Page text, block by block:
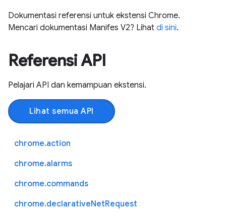
Dokumentasi referensi untuk ekstensi Chrome.
Mencari dokumentasi Manifes V2? Lihat di sini.
Referensi API
Pelajari API dan kemampuan ekstensi.
Lihat semua API
chrome.action
chrome.alarms
chrome.commands
chrome.declarativeNetRequest